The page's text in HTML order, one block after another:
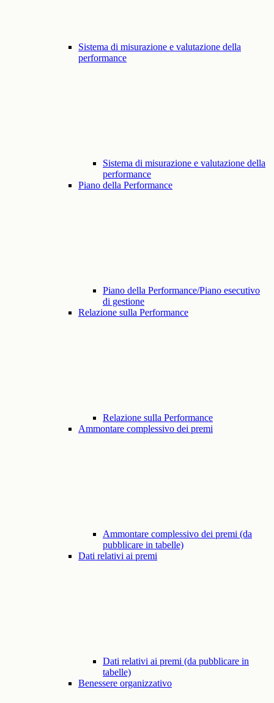
Sistema di misurazione e valutazione della
performance
Sistema di misurazione e valutazione della
performance
Piano della Performance
Piano della Performance/Piano esecutivo
di gestione
Relazione sulla Performance
Relazione sulla Performance
Ammontare complessivo dei premi
Ammontare complessivo dei premi (da
pubblicare in tabelle)
Dati relativi ai premi
Dati relativi ai premi (da pubblicare in
tabelle)
Benessere organizzativo